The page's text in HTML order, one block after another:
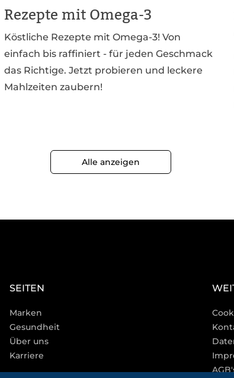
Rezepte mit Omega-3
Köstliche Rezepte mit Omega-3! Von
einfach bis raffiniert - für jeden Geschmack
das Richtige. Jetzt probieren und leckere
Mahlzeiten zaubern!
Alle anzeigen
SEITEN
Marken
Gesundheit
Über uns
Karriere